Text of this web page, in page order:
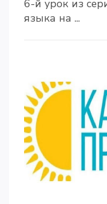
6-й урок из
языка на ...